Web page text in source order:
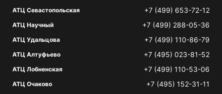
АТЦ Севастопольская +7 (499) 653-72-12
АТЦ Научный +7 (499) 288-05-36
АТЦ Удальцова +7 (499) 110-86-79
АТЦ Алтуфьево +7 (495) 023-81-52
АТЦ Лобненская +7 (499) 110-53-06
АТЦ Очаково +7 (495) 152-31-11